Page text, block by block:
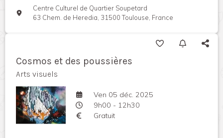
Centre Culturel de Quartier Soupetard
63 Chem. de Heredia, 31500 Toulouse, France
Cosmos et des poussières
Arts visuels
Ven 05 déc. 2025
9h00 - 12h30
Gratuit